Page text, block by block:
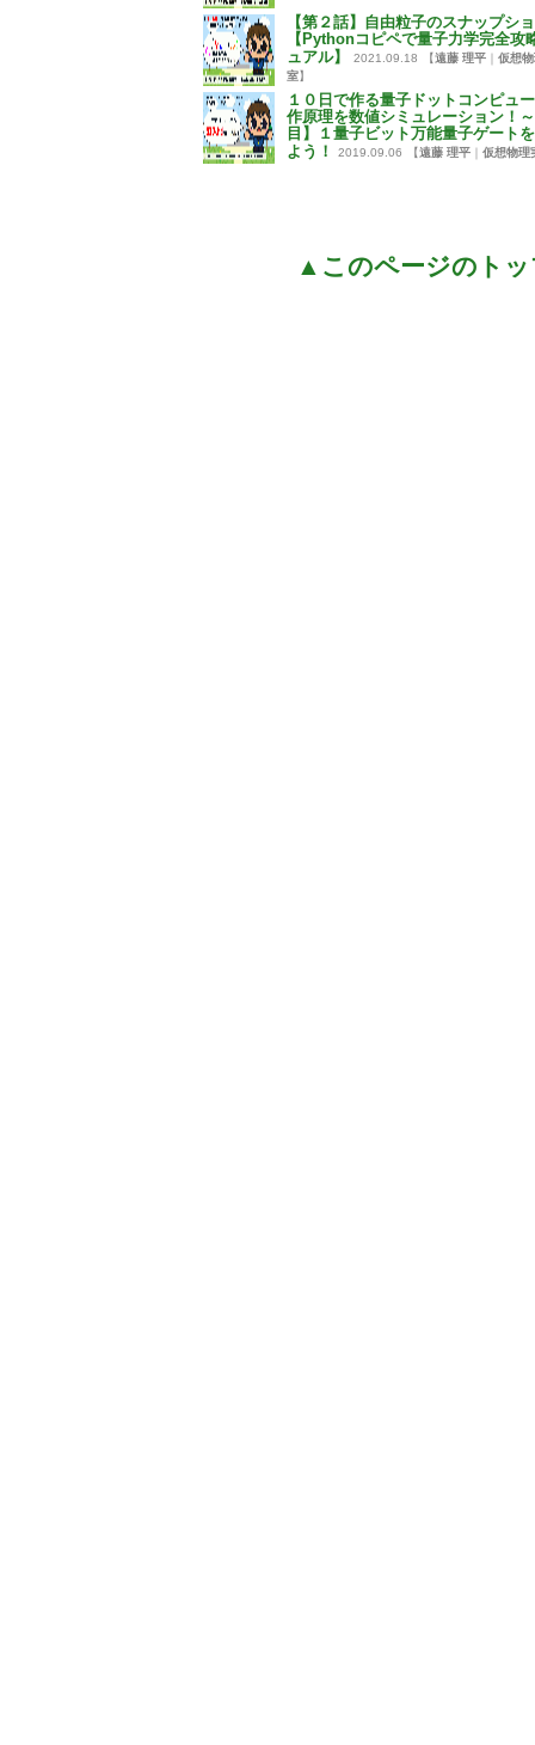
【第２話】自由粒子のスナップシ
【Pythonコピペで量子力学完全攻
ュアル】
2021.09.18 【遠藤 理平
仮想
室】
１０日で作る量子ドットコンピュ
作原理を数値シミュレーション！
目】１量子ビット万能量子ゲート
よう！
2019.09.06 【遠藤 理平 仮想物理
▲このページのトッ